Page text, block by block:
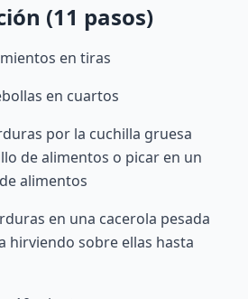
(11 pasos)
en tiras
en cuartos
por la cuchilla gruesa
de alimentos o picar en un
alimentos
en una cacerola pesada
hirviendo sobre ellas hasta